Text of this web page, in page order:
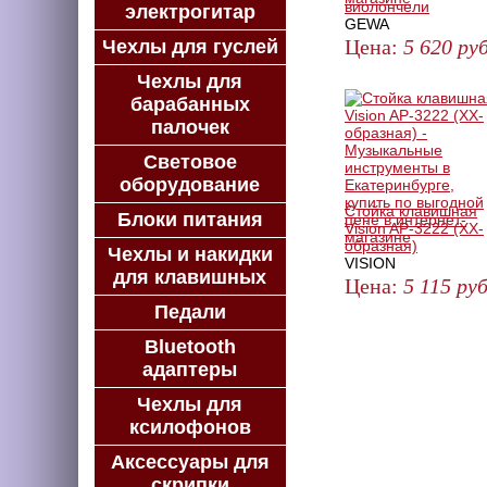
виолончели
GEWA
Цена: 5 620
Стойка клавишная
Vision AP-3222 (XX-
образная)
VISION
Цена: 5 115
электрогитар
Чехлы для гуслей
Чехлы для
барабанных
палочек
Световое
оборудование
Блоки питания
Чехлы и накидки
для клавишных
Педали
Bluetooth
адаптеры
Чехлы для
ксилофонов
Аксессуары для